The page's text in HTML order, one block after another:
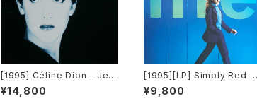
[1995] Céline Dion – Je S
ais Pas [Columbia]
¥14,800
[1995][LP] Simply Red –
Life [EastWest]
¥9,800